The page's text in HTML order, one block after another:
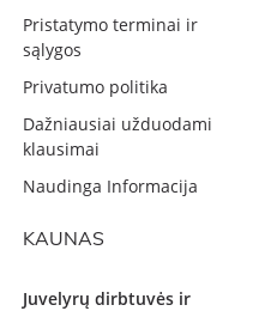
Pristatymo terminai ir
sąlygos
Privatumo politika
Dažniausiai užduodami
klausimai
Naudinga Informacija
KAUNAS
Juvelyrų dirbtuvės ir